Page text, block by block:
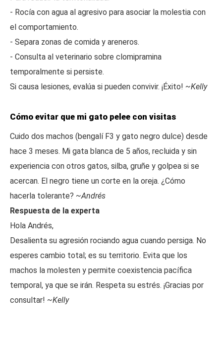
- Rocía con agua al agresivo para asociar la molestia con
el comportamiento.
- Separa zonas de comida y areneros.
- Consulta al veterinario sobre clomipramina
temporalmente si persiste.
Si causa lesiones, evalúa si pueden convivir. ¡Éxito! ~Kelly
Cómo evitar que mi gato pelee con visitas
Cuido dos machos (bengalí F3 y gato negro dulce) desde
hace 3 meses. Mi gata blanca de 5 años, recluida y sin
experiencia con otros gatos, silba, gruñe y golpea si se
acercan. El negro tiene un corte en la oreja. ¿Cómo
hacerla tolerante? ~Andrés
Respuesta de la experta
Hola Andrés,
Desalienta su agresión rociando agua cuando persiga. No
esperes cambio total; es su territorio. Evita que los
machos la molesten y permite coexistencia pacífica
temporal, ya que se irán. Respeta su estrés. ¡Gracias por
consultar! ~Kelly